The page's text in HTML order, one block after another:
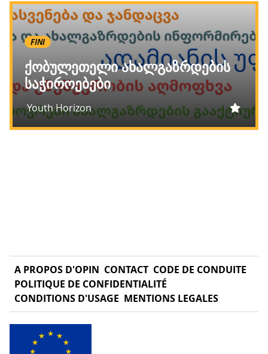
FINI
ქობულეთელი ახალგაზრდების
საჭიროებები
Youth Horizon
A PROPOS D'OPIN CONTACT CODE DE CONDUITE
POLITIQUE DE CONFIDENTIALITÉ
CONDITIONS D'USAGE MENTIONS LEGALES